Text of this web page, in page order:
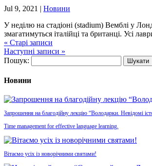
Jul 9, 2021 | Новини
У неділю на стадіоні (stadium) Вемблі у
змагатимуться італійці та британці. Усі
« Старі записи
Наступні записи »
Пошук:
Новини
Запрошення на благодійну лекцію “Володарки. Невідомі
Time management for effective language learning.
Вітаємо усіх із новорічними святами!